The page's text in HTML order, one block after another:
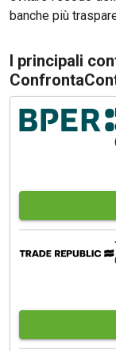
banche più
I principali